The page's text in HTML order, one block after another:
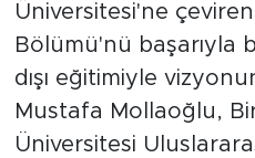
Üniversitesi'ne çeviren
Bölümü'nü başarıyla
dışı eğitimiyle
Mustafa Mollaoğlu,
Üniversitesi